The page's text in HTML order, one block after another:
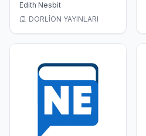
Edith Nesbit
DORLİON YAYINLARI